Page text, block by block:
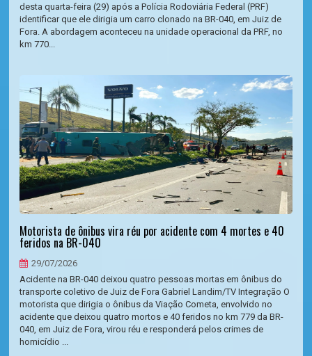
desta quarta-feira (29) após a Polícia Rodoviária Federal (PRF)
identificar que ele dirigia um carro clonado na BR-040, em Juiz de
Fora. A abordagem aconteceu na unidade operacional da PRF, no
km 770...
Motorista de ônibus vira réu por acidente com 4 mortes e 40
feridos na BR-040
29/07/2026
Acidente na BR-040 deixou quatro pessoas mortas em ônibus do
transporte coletivo de Juiz de Fora Gabriel Landim/TV Integração O
motorista que dirigia o ônibus da Viação Cometa, envolvido no
acidente que deixou quatro mortos e 40 feridos no km 779 da BR-
040, em Juiz de Fora, virou réu e responderá pelos crimes de
homicídio ...